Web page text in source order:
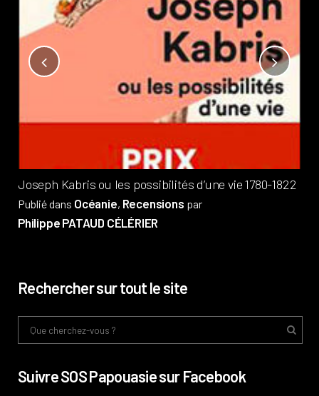
Joseph Kabris ou les possibilités d’une vie 1780-1822
Publié dans Océanie, Recensions par
Philippe PATAUD CÉLÉRIER
Rechercher sur tout le site
Suivre SOS Papouasie sur Facebook